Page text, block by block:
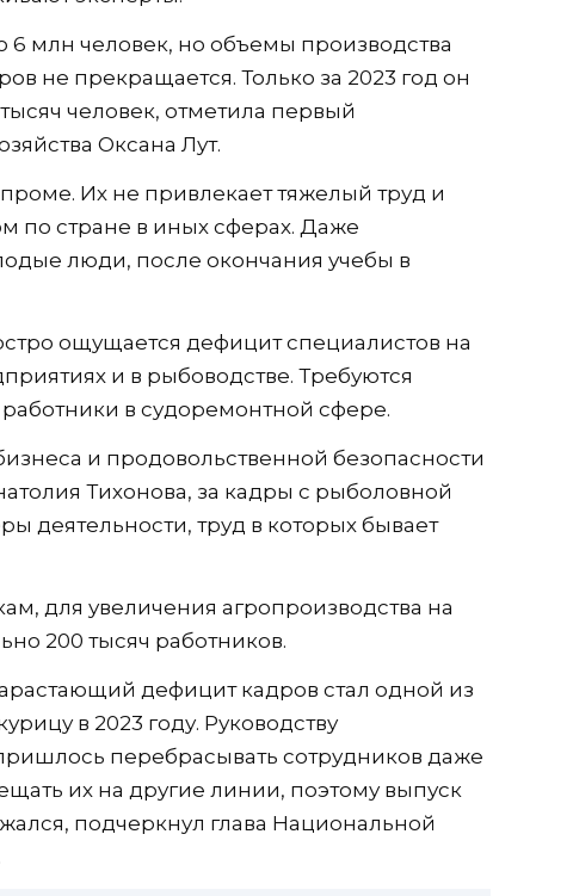
6 млн человек, но объемы производства
не прекращается. Только за 2023 год он
человек, отметила первый
Оксана Лут.
Их не привлекает тяжелый труд и
по стране в иных сферах. Даже
люди, после окончания учебы в
ощущается дефицит специалистов на
и в рыбоводстве. Требуются
в судоремонтной сфере.
и продовольственной безопасности
Тихонова, за кадры с рыболовной
деятельности, труд в которых бывает
для увеличения агропроизводства на
200 тысяч работников.
дефицит кадров стал одной из
в 2023 году. Руководству
перебрасывать сотрудников даже
их на другие линии, поэтому выпуск
подчеркнул глава Национальной